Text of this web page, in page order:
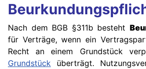
Nach dem BGB §311b besteht
für Verträge, wenn ein
Recht an einem Grundstück
Grundstück überträgt.